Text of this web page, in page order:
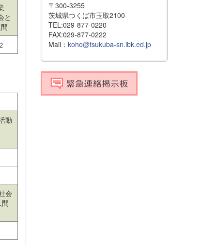
と
動
会
間
〒300-3255
茨城県つくば市玉取2100
TEL:029-877-0220
FAX:029-877-0222
Mail： koho@tsukuba-sn.ibk.ed.jp